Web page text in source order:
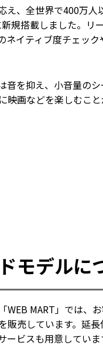
え、全世界で400万
規搭載しました。
ネイティブ度チェッ
音を抑え、小音量の
映画などを楽しむこと
モデルに
WEB MART」では、
販売しています。延
ビスも用意していま